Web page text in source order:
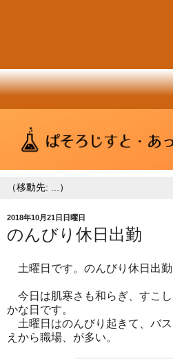
2018年10月21日日曜日
のんびり休日出勤
土曜日です。のんびり休日出勤
今日は肌寒さも和らぎ、すこ
かな日です。
土曜日はのんびり起きて、バ
えから職場、が多い。